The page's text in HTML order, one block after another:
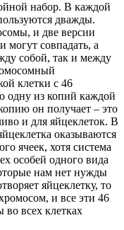
набор. В каждой
дважды.
и две версии
могут совпадать, а
собой, так и между
клетки с 46
одну из копий каждой
он получает – это
и для яйцеклеток. В
оказываются
ячеек, хотя система
особей одного вида
нам нет нужды
яйцеклетку, то
и все эти 46
во всех клетках